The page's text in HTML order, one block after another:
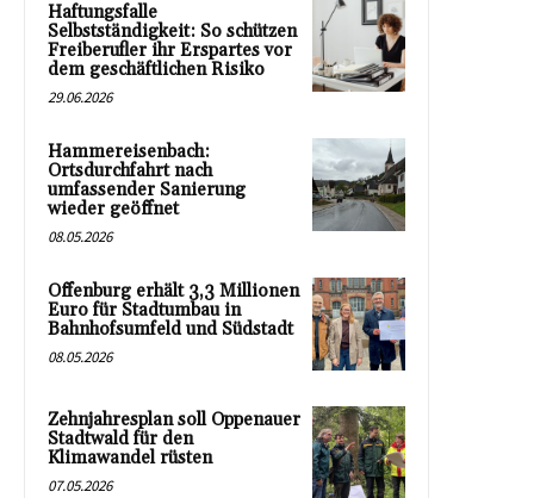
Haftungsfalle
Selbstständigkeit: So schützen
Freiberufler ihr Erspartes vor
dem geschäftlichen Risiko
29.06.2026
Hammereisenbach:
Ortsdurchfahrt nach
umfassender Sanierung
wieder geöffnet
08.05.2026
Offenburg erhält 3,3 Millionen
Euro für Stadtumbau in
Bahnhofsumfeld und Südstadt
08.05.2026
Zehnjahresplan soll Oppenauer
Stadtwald für den
Klimawandel rüsten
07.05.2026